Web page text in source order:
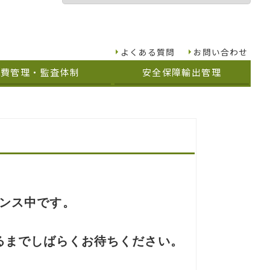
よくある質問 お問い合わせ
管理・監査体制 安全保障輸出管理
ス中です。
でしばらくお待ちください。